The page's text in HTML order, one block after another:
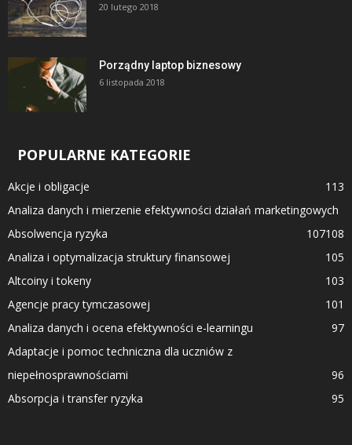
20 lutego 2018
Porządny laptop biznesowy
6 listopada 2018
POPULARNE KATEGORIE
Akcje i obligacje
113
Analiza danych i mierzenie efektywności działań marketingowych
108
Absolwencja ryzyka
107
Analiza i optymalizacja struktury finansowej
105
Altcoiny i tokeny
103
Agencje pracy tymczasowej
101
Analiza danych i ocena efektywności e-learningu
97
Adaptacje i pomoc techniczna dla uczniów z
niepełnosprawnościami
96
Absorpcja i transfer ryzyka
95